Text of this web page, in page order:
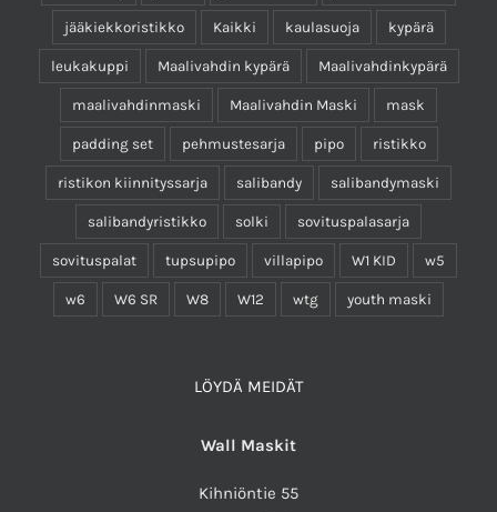
jääkiekkoristikko Kaikki kaulasuoja kypärä
leukakuppi Maalivahdin kypärä Maalivahdinkypärä
maalivahdinmaski Maalivahdin Maski mask
padding set pehmustesarja pipo ristikko
ristikon kiinnityssarja salibandy salibandymaski
salibandyristikko solki sovituspalasarja
sovituspalat tupsupipo villapipo W1 KID w5
w6 W6 SR W8 W12 wtg youth maski
LÖYDÄ MEIDÄT
Wall Maskit
Kihniöntie 55